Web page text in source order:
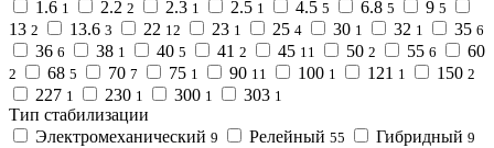
1.6 1 2.2 2 2.3 1 2.5 1 4.5 5 6.8 5 9 5
13 2 13.6 3 22 12 23 1 25 4 30 1 32 1 35 6
36 6 38 1 40 5 41 2 45 11 50 2 55 6 60
2 68 5 70 7 75 1 90 11 100 1 121 1 150 2
227 1 230 1 300 1 303 1
Тип стабилизации
Электромеханический 9 Релейный 55 Гибридный 9